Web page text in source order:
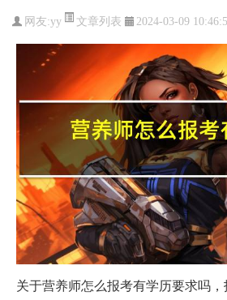
网友:yy 文章列表 2024-03-09
关于营养师怎么报考有学历要求吗